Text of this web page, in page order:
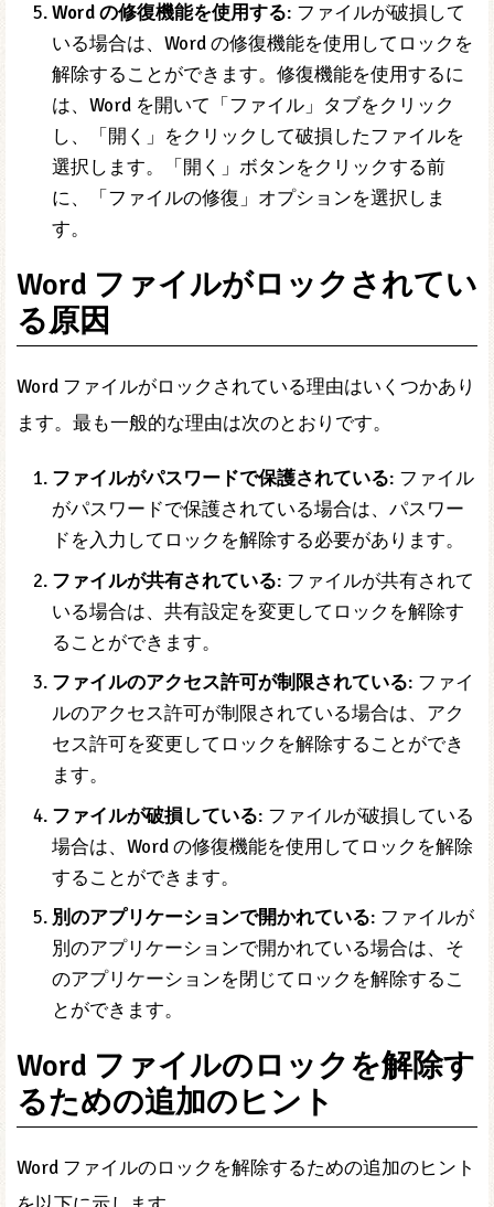
Word の修復機能を使用する: ファイルが破損して
いる場合は、Word の修復機能を使用してロックを
解除することができます。修復機能を使用するに
は、Word を開いて「ファイル」タブをクリック
し、「開く」をクリックして破損したファイルを
選択します。「開く」ボタンをクリックする前
に、「ファイルの修復」オプションを選択しま
す。
Word ファイルがロックされてい
る原因
Word ファイルがロックされている理由はいくつかあり
ます。最も一般的な理由は次のとおりです。
ファイルがパスワードで保護されている: ファイル
がパスワードで保護されている場合は、パスワー
ドを入力してロックを解除する必要があります。
ファイルが共有されている: ファイルが共有されて
いる場合は、共有設定を変更してロックを解除す
ることができます。
ファイルのアクセス許可が制限されている: ファイ
ルのアクセス許可が制限されている場合は、アク
セス許可を変更してロックを解除することができ
ます。
ファイルが破損している: ファイルが破損している
場合は、Word の修復機能を使用してロックを解除
することができます。
別のアプリケーションで開かれている: ファイルが
別のアプリケーションで開かれている場合は、そ
のアプリケーションを閉じてロックを解除するこ
とができます。
Word ファイルのロックを解除す
るための追加のヒント
Word ファイルのロックを解除するための追加のヒント